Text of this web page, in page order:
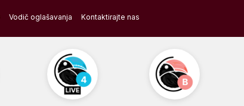
Vodič oglašavanja Kontaktirajte nas